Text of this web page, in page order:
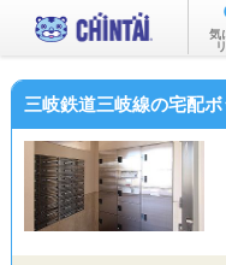
気
三岐鉄道三岐線の宅配